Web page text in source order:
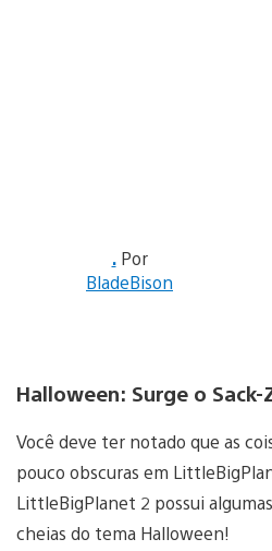
.Por
BladeBison
Halloween: Surge o Sack-
Você deve ter notado que as
pouco obscuras em
LittleBigPlanet 2 possui
cheias do tema Halloween!